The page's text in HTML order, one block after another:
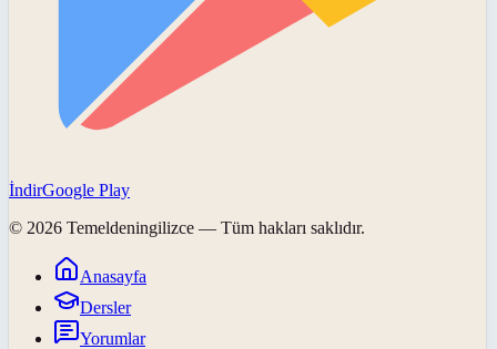
İndirGoogle Play
© 2026 Temeldeningilizce — Tüm hakları saklıdır.
Anasayfa
Dersler
Yorumlar